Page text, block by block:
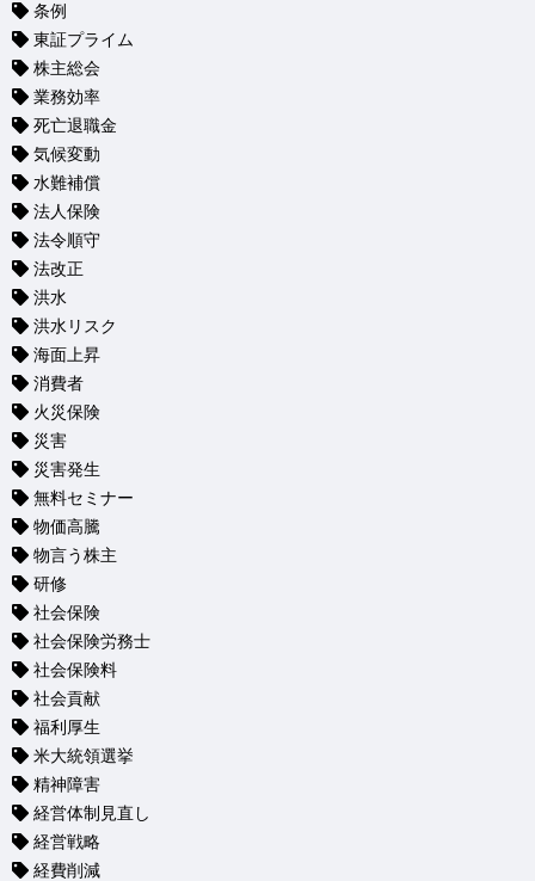
条例
東証プライム
株主総会
業務効率
死亡退職金
気候変動
水難補償
法人保険
法令順守
法改正
洪水
洪水リスク
海面上昇
消費者
火災保険
災害
災害発生
無料セミナー
物価高騰
物言う株主
研修
社会保険
社会保険労務士
社会保険料
社会貢献
福利厚生
米大統領選挙
精神障害
経営体制見直し
経営戦略
経費削減